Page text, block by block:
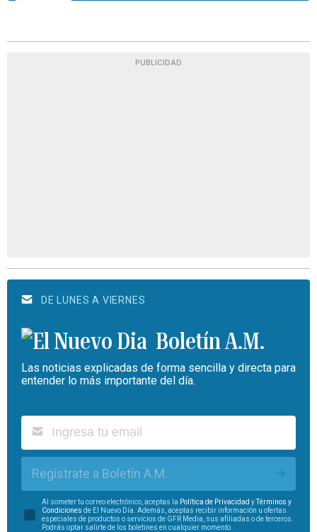
PUBLICIDAD
DE LUNES A VIERNES
Boletín A.M.
Las noticias explicadas de forma sencilla y directa para
entender lo más importante del día.
Regístrate a Boletín A.M.
Al someter tu correo electrónico, aceptas la Política de Privacidad yTérminos y
Condiciones de El Nuevo Día. Además, aceptas recibir información u ofertas
especiales de productos o servicios de GFR Media, sus afiliadas o de terceros.
Podrás optar salirte de los boletines en cualquier momento.